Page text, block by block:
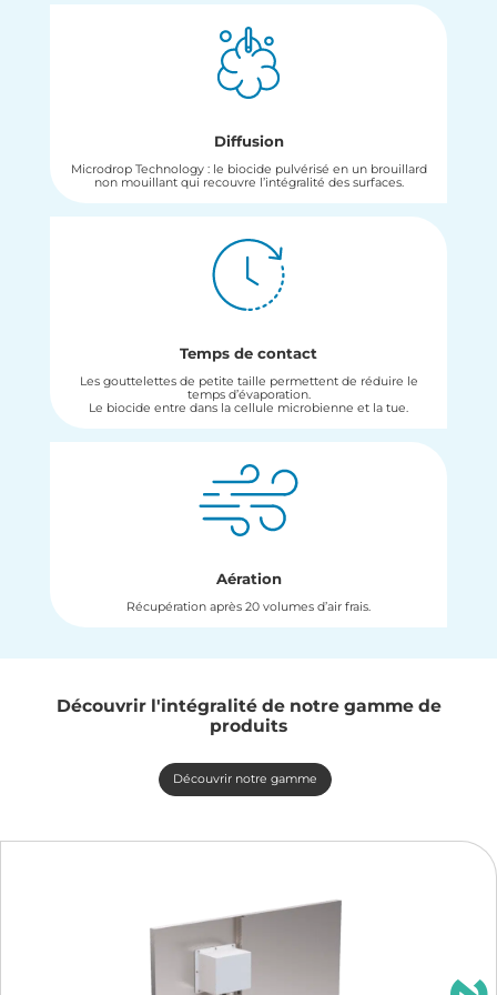
Diffusion
Microdrop Technology : le biocide pulvérisé en un brouillard
non mouillant qui recouvre l’intégralité des surfaces.
Temps de contact
Les gouttelettes de petite taille permettent de réduire le
temps d’évaporation.
Le biocide entre dans la cellule microbienne et la tue.
Aération
Récupération après 20 volumes d’air frais.
Découvrir l'intégralité de notre gamme de
produits
Découvrir notre gamme